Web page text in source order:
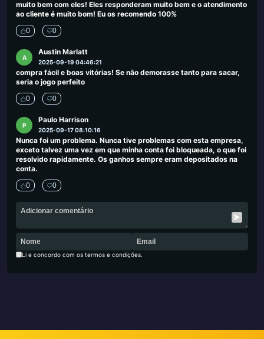
muito bem com eles! Eles responderam muito bem e o atendimento
ao cliente é muito bom! Eu os recomendo 100%
0 0
A
Austin Marlatt
2025-09-19 04:46:21
compra fácil e boas vitórias! Se não demorasse tanto para sacar,
seria o jogo perfeito
0 0
P
Paulo Harrison
2025-09-17 08:10:16
Nunca foi um problema. Nunca tive problemas com esta empresa,
exceto talvez uma vez em que minha conta foi bloqueada, o que foi
resolvido rapidamente. Os ganhos sempre eram depositados na
conta.
0 0
Li e concordo com os termos e condições.